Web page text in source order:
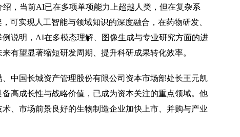
，当前AI已在多项单项能力上超越人类，但在复杂系
可实现人工智能与领域知识的深度融合，在药物研发、
说明，AI在多模态理解、图像生成与专业研究方面的进
有望显著缩短研发周期、提升科研成果转化效率。
国长城资产管理股份有限公司资本市场部处长王元凯
高成长性与战略价值，已成为资本关注的重点领域。他
、市场前景良好的生物制造企业加快上市、并购与产业